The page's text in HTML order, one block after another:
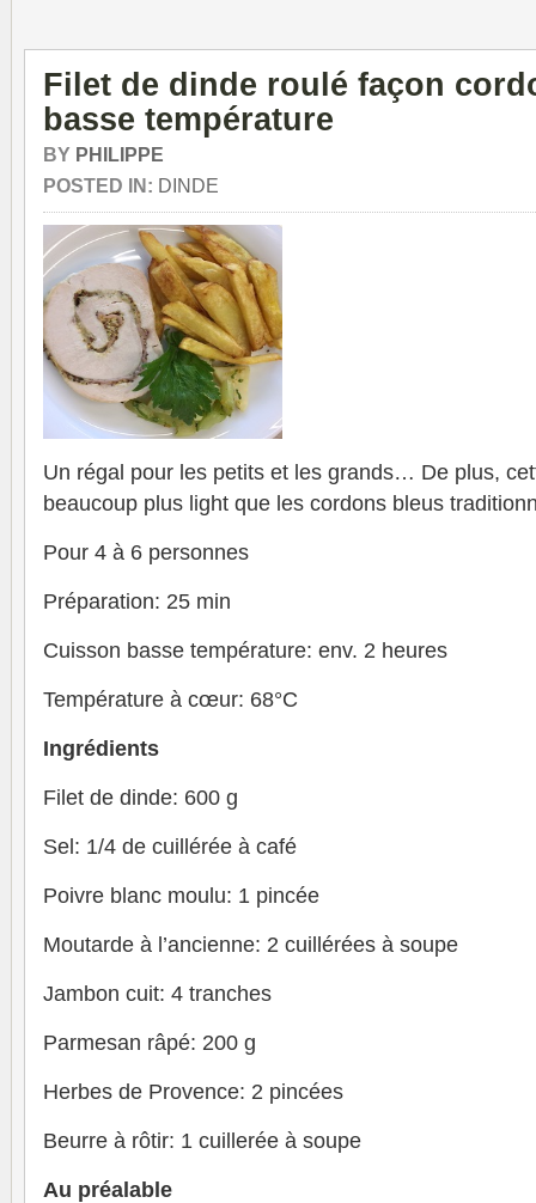
Filet de dinde roulé façon
basse température
BY PHILIPPE
POSTED IN: DINDE
Un régal pour les petits et les grands… De plus,
beaucoup plus light que les cordons bleus
Pour 4 à 6 personnes
Préparation: 25 min
Cuisson basse température: env. 2 heures
Température à cœur: 68°C
Ingrédients
Filet de dinde: 600 g
Sel: 1/4 de cuillérée à café
Poivre blanc moulu: 1 pincée
Moutarde à l’ancienne: 2 cuillérées à soupe
Jambon cuit: 4 tranches
Parmesan râpé: 200 g
Herbes de Provence: 2 pincées
Beurre à rôtir: 1 cuillerée à soupe
Au préalable